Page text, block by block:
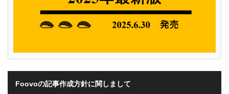
Foovoの記事作成方針に関しまして